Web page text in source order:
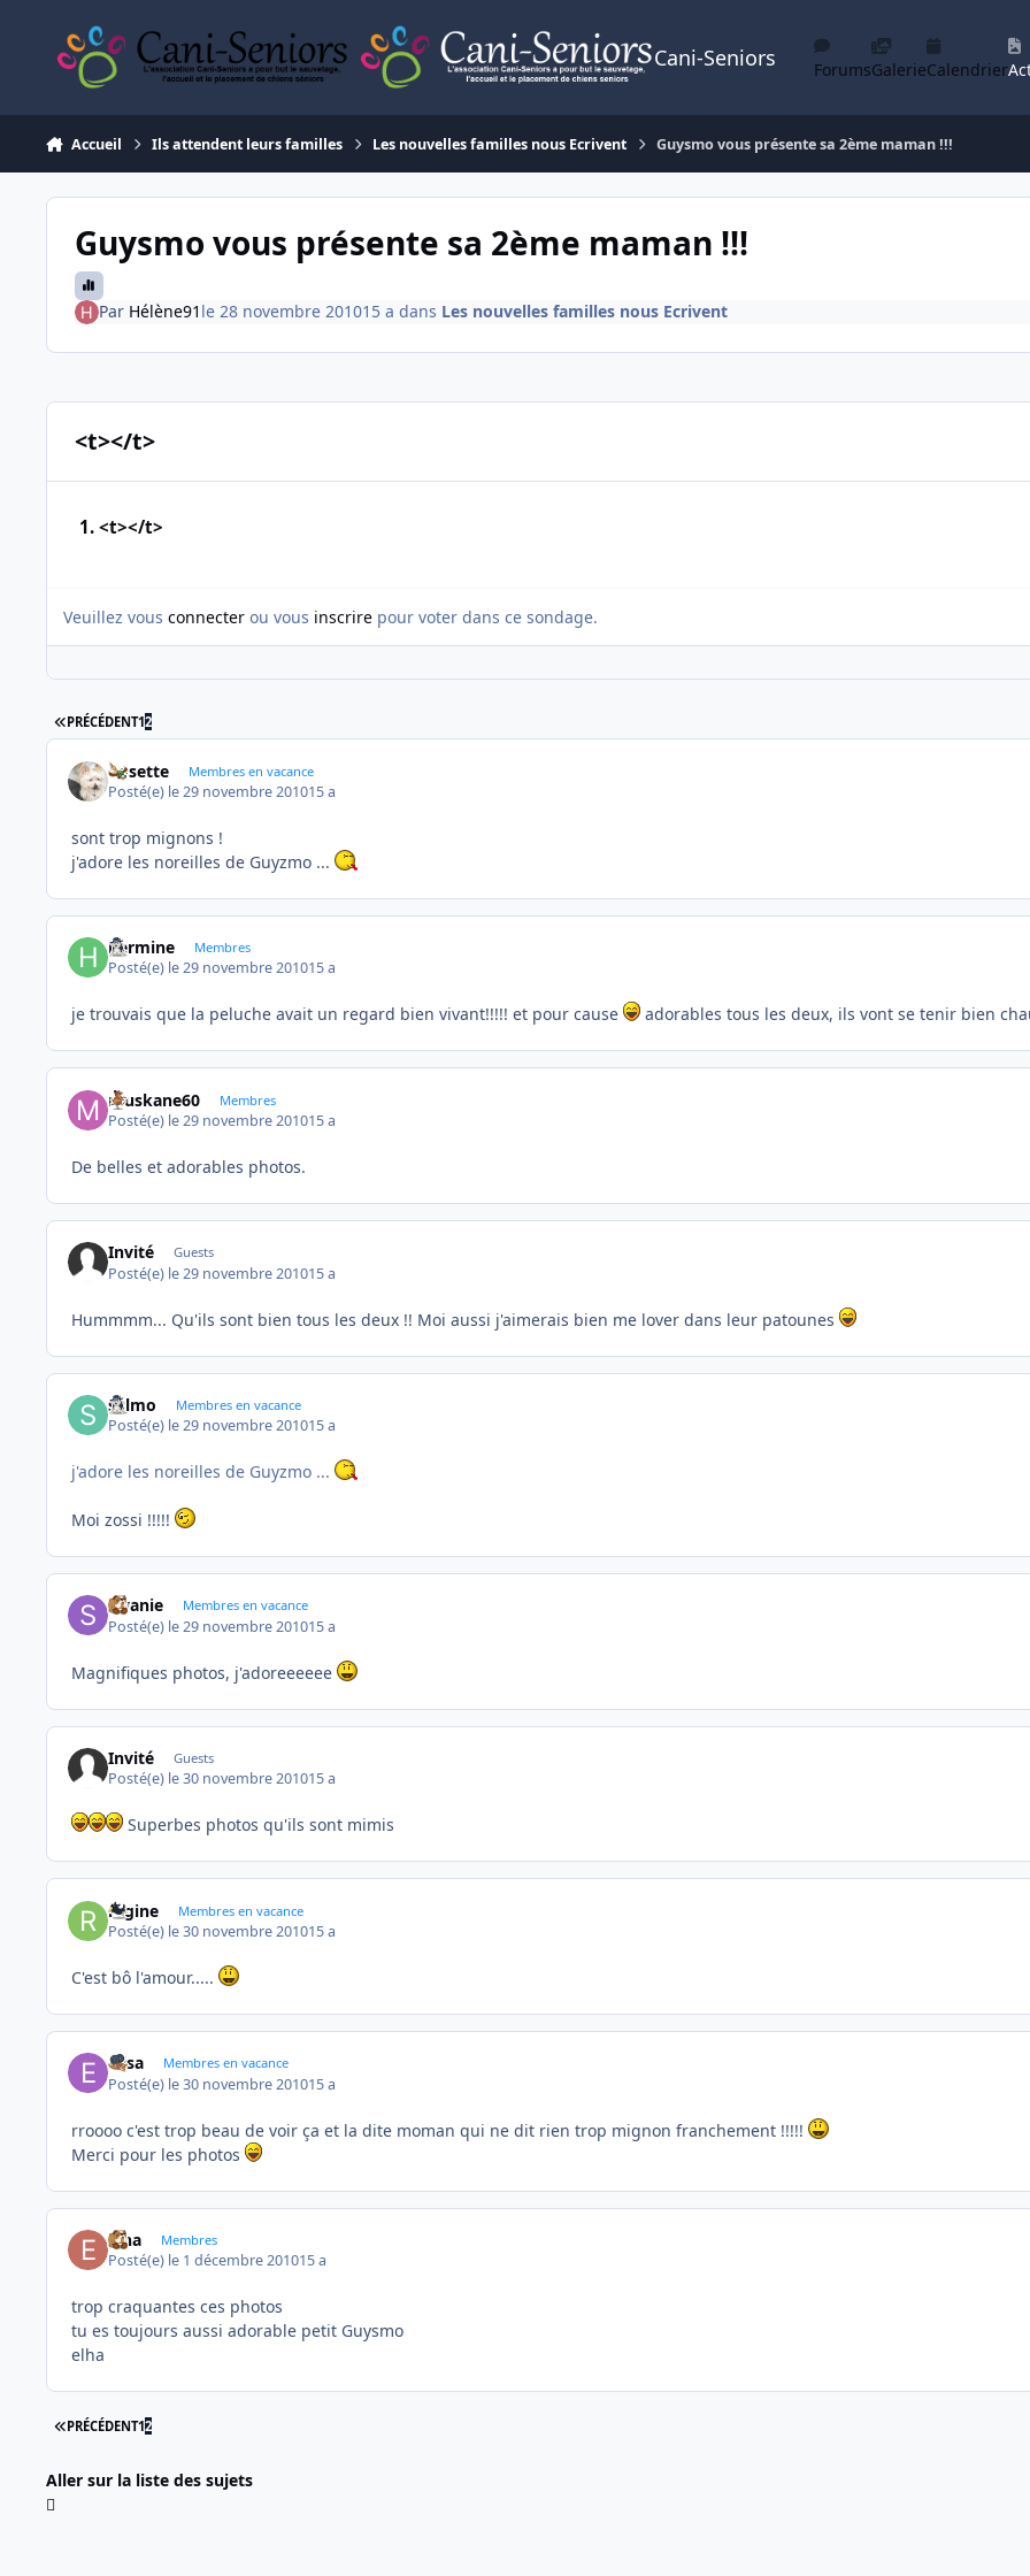
Cani-Seniors ForumsGalerieCalendrier
Accueil Ils attendent leurs familles Les nouvelles familles nous Ecrivent Guysmo vous présente sa 2ème maman !!!
Guysmo vous présente sa 2ème maman !!!
Par Hélène91 le 28 novembre 201015 a dans Les nouvelles familles nous Ecrivent
<t></t>
1. <t></t>
Veuillez vous connecter ou vous inscrire pour voter dans ce sondage.
PREMIÈRE PAGE
PRÉCÉDENT12
Rosette Membres en vacance
Posté(e) le 29 novembre 201015 a
sont trop mignons !
j'adore les noreilles de Guyzmo ...
hermine Membres
Posté(e) le 29 novembre 201015 a
je trouvais que la peluche avait un regard bien vivant!!!!! et pour cause adorables tous les deux, ils vont se tenir bien
muskane60 Membres
Posté(e) le 29 novembre 201015 a
De belles et adorables photos.
Invité Guests
Posté(e) le 29 novembre 201015 a
Hummmm... Qu'ils sont bien tous les deux !! Moi aussi j'aimerais bien me lover dans leur patounes
sylmo Membres en vacance
Posté(e) le 29 novembre 201015 a
j'adore les noreilles de Guyzmo ...
Moi zossi !!!!!
swanie Membres en vacance
Posté(e) le 29 novembre 201015 a
Magnifiques photos, j'adoreeeeee
Invité Guests
Posté(e) le 30 novembre 201015 a
Superbes photos qu'ils sont mimis
regine Membres en vacance
Posté(e) le 30 novembre 201015 a
C'est bô l'amour.....
Elisa Membres en vacance
Posté(e) le 30 novembre 201015 a
rroooo c'est trop beau de voir ça et la dite moman qui ne dit rien trop mignon franchement !!!!!
Merci pour les photos
elha Membres
Posté(e) le 1 décembre 201015 a
trop craquantes ces photos
tu es toujours aussi adorable petit Guysmo
elha
PREMIÈRE PAGE
PRÉCÉDENT12
Aller sur la liste des sujets